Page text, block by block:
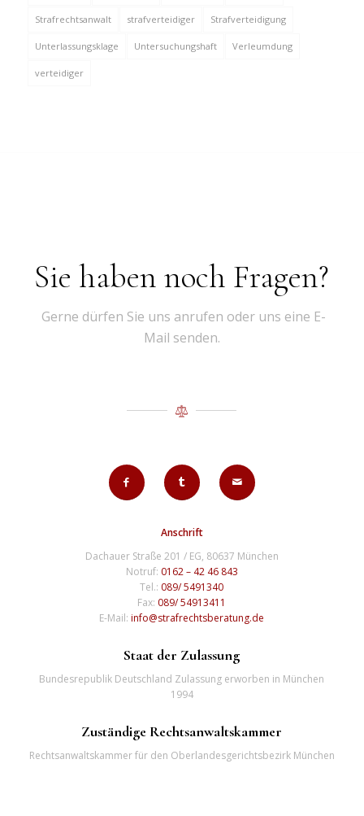
Strafrechtsanwalt strafverteidiger Strafverteidigung
Unterlassungsklage Untersuchungshaft Verleumdung
verteidiger
Sie haben noch Fragen?
Gerne dürfen Sie uns anrufen oder uns eine E-
Mail senden.
Anschrift
Dachauer Straße 201 / EG, 80637 München
Notruf: 0162 – 42 46 843
Tel.: 089/ 5491340
Fax: 089/ 54913411
E-Mail:info@strafrechtsberatung.de
Staat der Zulassung
Bundesrepublik Deutschland Zulassung erworben in München
1994
Zuständige Rechtsanwaltskammer
Rechtsanwaltskammer für den Oberlandesgerichtsbezirk München